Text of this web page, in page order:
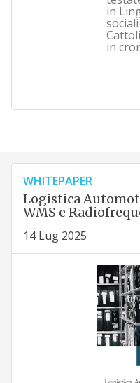
in
in
WHITEPAPER
Logistica
WMS e
14 Lug 2025